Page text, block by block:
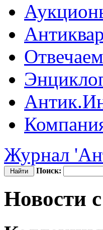
Отвечаем
Журнал
Поиск:
Новости